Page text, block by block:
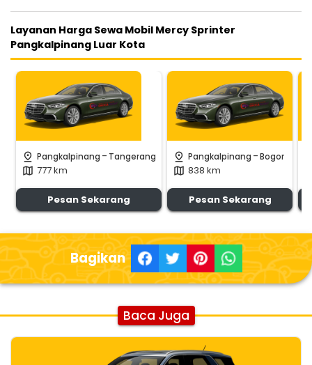
Layanan Harga Sewa Mobil Mercy Sprinter
Pangkalpinang Luar Kota
pin_drop Pangkalpinang - Tangerang
map 777 km
Pesan Sekarang
pin_drop Pangkalpinang -Bogor
map 838 km
Pesan Sekarang
Bagikan
Baca Juga